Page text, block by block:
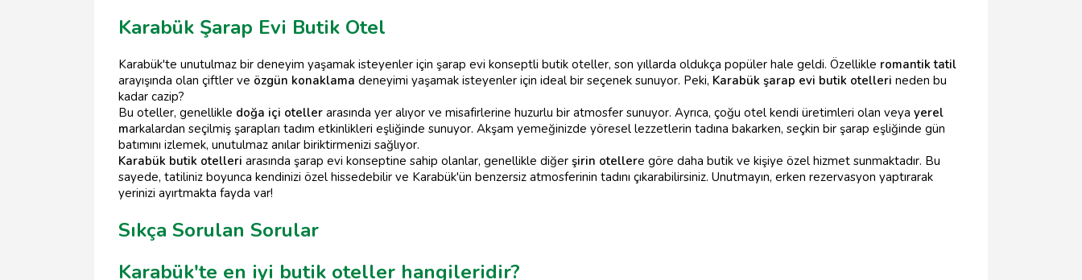
Karabük Şarap Evi Butik Otel
Karabük'te unutulmaz bir deneyim yaşamak isteyenler için şarap evi konseptli butik oteller, son yıllarda oldukça popüler hale geldi. Özellikle romantik tatil
arayışında olan çiftler ve özgün konaklama deneyimi yaşamak isteyenler için ideal bir seçenek sunuyor. Peki, Karabük şarap evi butik otelleri neden bu
kadar cazip?
Bu oteller, genellikle doğa içi oteller arasında yer alıyor ve misafirlerine huzurlu bir atmosfer sunuyor. Ayrıca, çoğu otel kendi üretimleri olan veya yerel
markalardan seçilmiş şarapları tadım etkinlikleri eşliğinde sunuyor. Akşam yemeğinizde yöresel lezzetlerin tadına bakarken, seçkin bir şarap eşliğinde gün
batımını izlemek, unutulmaz anılar biriktirmenizi sağlıyor.
Karabük butik otelleri arasında şarap evi konseptine sahip olanlar, genellikle diğer şirin otellere göre daha butik ve kişiye özel hizmet sunmaktadır. Bu
sayede, tatiliniz boyunca kendinizi özel hissedebilir ve Karabük'ün benzersiz atmosferinin tadını çıkarabilirsiniz. Unutmayın, erken rezervasyon yaptırarak
yerinizi ayırtmakta fayda var!
Sıkça Sorulan Sorular
Karabük'te en iyi butik oteller hangileridir?